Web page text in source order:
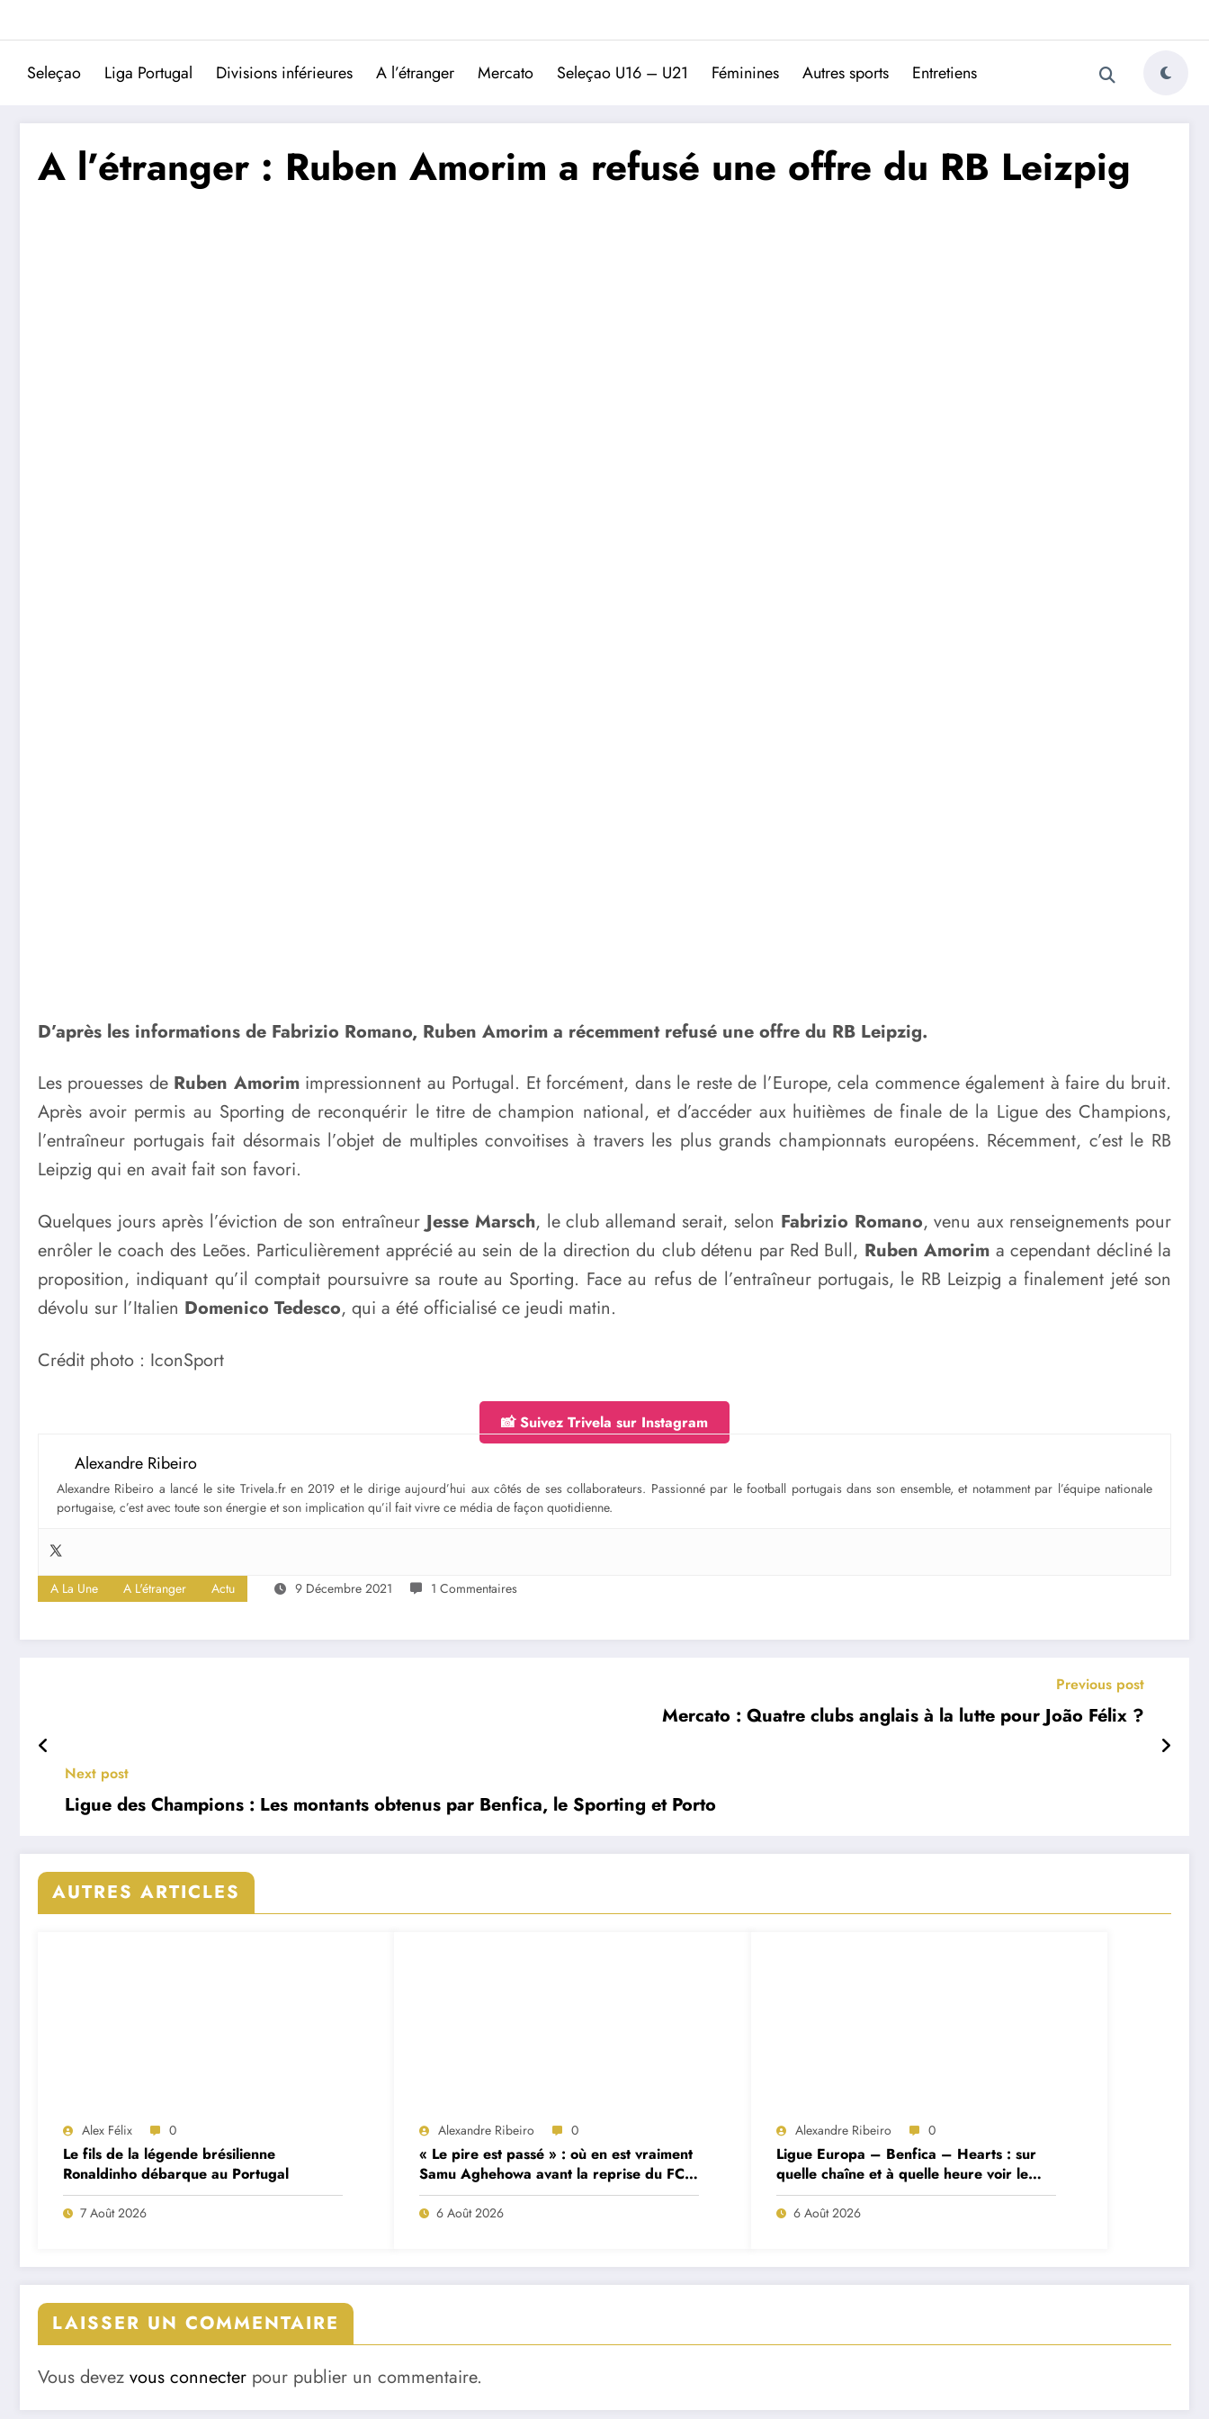
Trivela
L'actualité du football portugais
Seleçao Liga Portugal Divisions inférieures A l’étranger Mercato Seleçao U16 – U21 Féminines Autres sports Entretiens
A l’étranger : Ruben Amorim a refusé une offre du RB Leizpig
D’après les informations de Fabrizio Romano, Ruben Amorim a récemment refusé une offre du RB Leipzig.
Les prouesses de Ruben Amorimimpressionnent au Portugal. Et forcément, dans le reste de l’Europe, cela commence également à faire du bruit.
Après avoir permis au Sporting de reconquérir le titre de champion national, et d’accéder aux huitièmes de finale de la Ligue des Champions,
l’entraîneur portugais fait désormais l’objet de multiples convoitises à travers les plus grands championnats européens. Récemment, c’est le RB
Leipzig qui en avait fait son favori.
Quelques jours après l’éviction de son entraîneurJesse Marsch, le club allemand serait, selon Fabrizio Romano, venu aux renseignements pour
enrôler le coach des Leões. Particulièrement apprécié au sein de la direction du club détenu par Red Bull, Ruben Amorim a cependant décliné la
proposition, indiquant qu’il comptait poursuivre sa route au Sporting. Face au refus de l’entraîneur portugais, le RB Leizpig a finalement jeté son
dévolu sur l’Italien Domenico Tedesco, qui a été officialisé ce jeudi matin.
Crédit photo : IconSport
📸 Suivez Trivela sur Instagram
Alexandre Ribeiro
Alexandre Ribeiro a lancé le site Trivela.fr en 2019 et le dirige aujourd’hui aux côtés de ses collaborateurs. Passionné par le football portugais dans son ensemble, et notamment par l’équipe nationale
portugaise, c’est avec toute son énergie et son implication qu’il fait vivre ce média de façon quotidienne.
A La Une A L'étranger Actu 9 Décembre 2021 1 Commentaires
Previous post
Mercato : Quatre clubs anglais à la lutte pour João Félix ?
Next post
Ligue des Champions : Les montants obtenus par Benfica, le Sporting et Porto
AUTRES ARTICLES
Alex Félix 0
Le fils de la légende brésilienne
Ronaldinho débarque au Portugal
7 Août 2026
Alexandre Ribeiro 0
« Le pire est passé » : où en est vraiment
Samu Aghehowa avant la reprise du FC
Porto ?
6 Août 2026
Alexandre Ribeiro 0
Ligue Europa – Benfica – Hearts : sur
quelle chaîne et à quelle heure voir le
match ?
6 Août 2026
LAISSER UN COMMENTAIRE
Vous devez vous connecter pour publier un commentaire.